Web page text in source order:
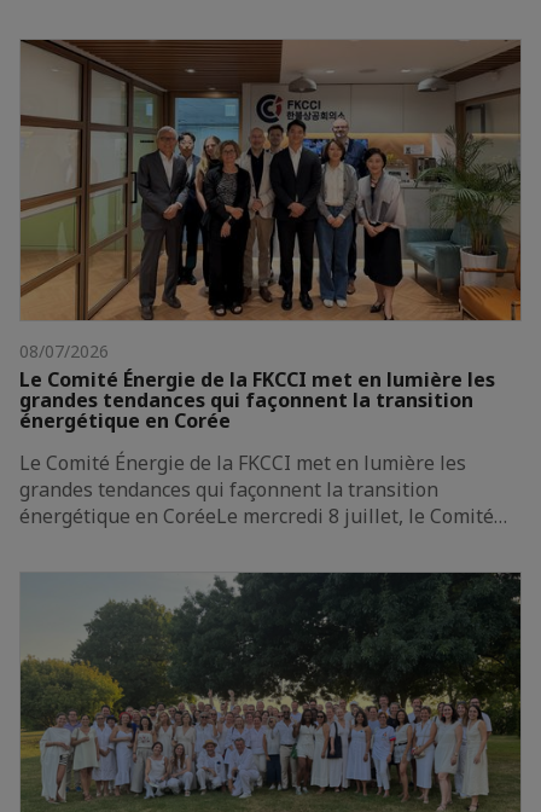
08/07/2026
Le Comité Énergie de la FKCCI met en lumière les
grandes tendances qui façonnent la transition
énergétique en Corée
Le Comité Énergie de la FKCCI met en lumière les
grandes tendances qui façonnent la transition
énergétique en CoréeLe mercredi 8 juillet, le Comité…